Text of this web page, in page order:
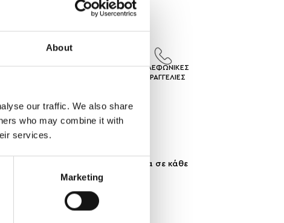
About
our traffic. We also share
who may combine it with
services.
Marketing
ΕΠΙΣΤΡΟΦΕΣ
ΤΗΛΕΦΩΝΙΚΕΣ
ΠΑΡΑΓΓΕΛΙΕΣ
ώστε να εφαρμόζει άψογα σε κάθε
σε κάθε στυλ και περίσταση.